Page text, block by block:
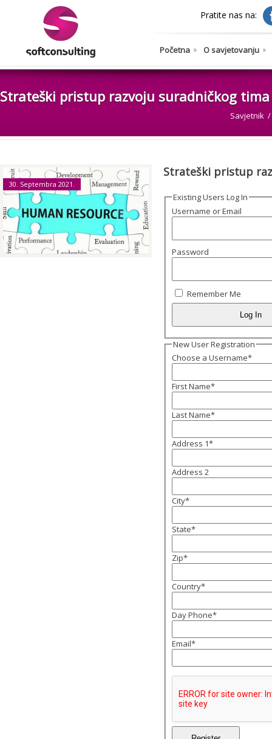
Pratite nas na:
Početna O savjetovanju
Strateški pristup razvoju suradničkog tima
Savjetnik
30. Septembra 2021.
Strateški pristup
Existing Users Log In
Username or Email
Password
Remember Me
New User Registration
Choose a Username*
First Name*
Last Name*
Address 1*
Address 2
City*
State*
Zip*
Country*
Day Phone*
Email*